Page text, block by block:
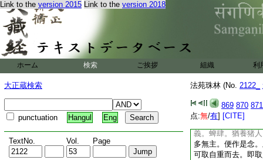
Link to the version 2015 Link to the version 2018
ホーム 検索 ご挨拶 組織 利
大正蔵検索
punctuation Hangul Eng
TextNo. Vol. Page
法苑珠林 (No. 2122_
869 870 871
点:無/有] [CITE]
比丘。此是世間有
提。於生死中所受
又中阿含經云。爾
共相問訊。却坐一
是説。無有後世。
告曰。今此日月爲
雖作是説。然無後
喩方便爲説。固執
蜱肆。汝聽我説喩
義。蜱肆。猶養猪
多無主。便作是念
可取自重而去。即